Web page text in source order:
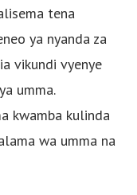
tena
ya nyanda za
vikundi vyenye
umma.
kwamba kulinda
wa umma na